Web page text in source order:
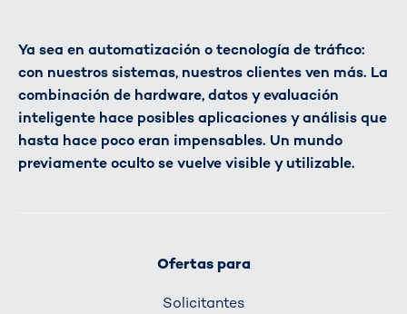
Ya sea en automatización o tecnología de tráfico:
con nuestros sistemas, nuestros clientes ven más. La
combinación de hardware, datos y evaluación
inteligente hace posibles aplicaciones y análisis que
hasta hace poco eran impensables. Un mundo
previamente oculto se vuelve visible y utilizable.
Ofertas para
Solicitantes